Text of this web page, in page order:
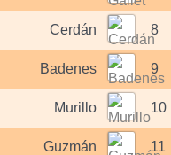
8
Cerdán
9
Badenes
10
Murillo
11
Guzmán